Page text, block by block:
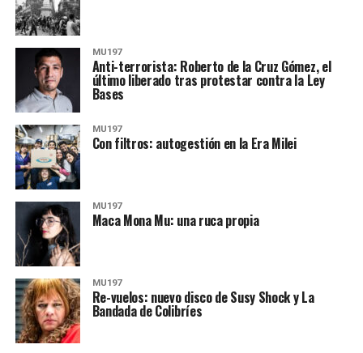
MU197
Anti-terrorista: Roberto de la Cruz Gómez, el
último liberado tras protestar contra la Ley
Bases
MU197
Con filtros: autogestión en la Era Milei
MU197
Maca Mona Mu: una ruca propia
MU197
Re-vuelos: nuevo disco de Susy Shock y La
Bandada de Colibríes